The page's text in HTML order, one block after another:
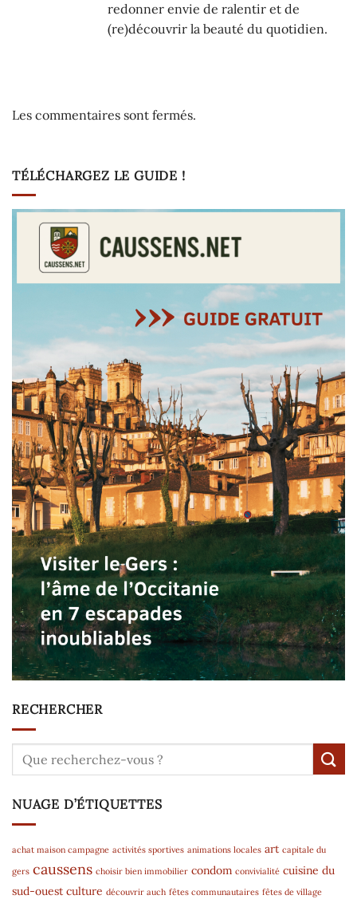
redonner envie de ralentir et de
(re)découvrir la beauté du quotidien.
Les commentaires sont fermés.
TÉLÉCHARGEZ LE GUIDE !
RECHERCHER
NUAGE D’ÉTIQUETTES
achat maison campagne activités sportives animations locales art capitale du
gers caussens choisir bien immobilier condom convivialité cuisine du
sud-ouest culture découvrir auch fêtes communautaires fêtes de village